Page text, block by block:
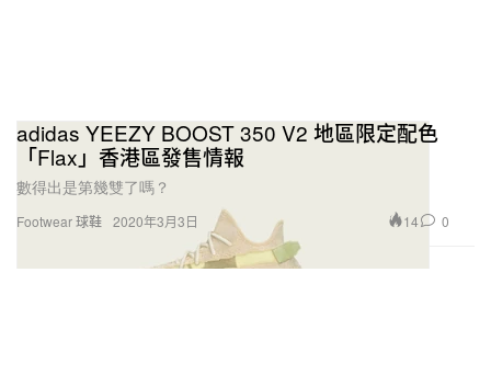
Footwear 球鞋
adidas YEEZY BOOST 350 V2 地區限定配色
「Flax」香港區發售情報
數得出是第幾雙了嗎？
2020年3月3日 14 0